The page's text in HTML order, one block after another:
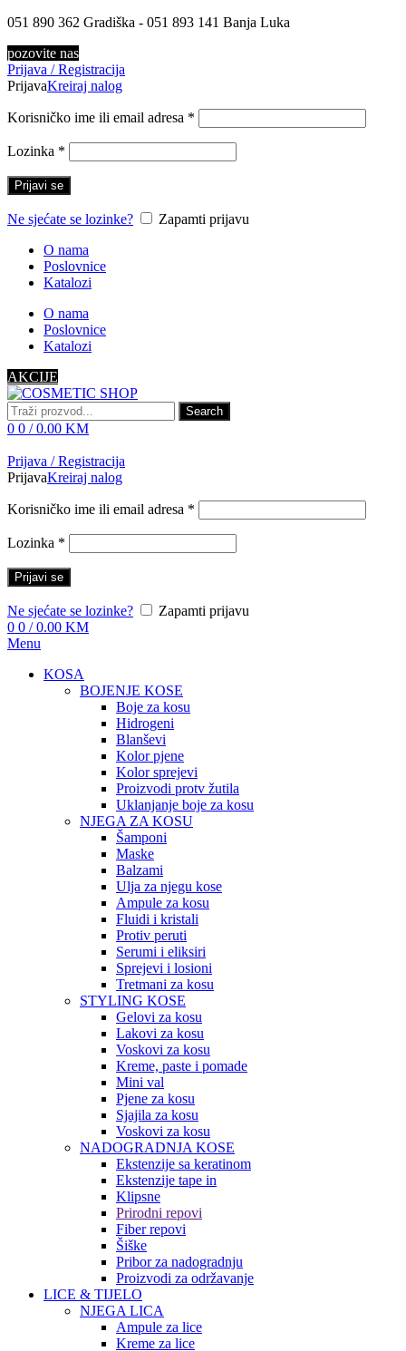
051 890 362 Gradiška - 051 893 141 Banja Luka
pozovite nas
Prijava / Registracija
PrijavaKreiraj nalog
Korisničko ime ili email adresa *
Lozinka *
Prijavi se
Ne sjećate se lozinke?
Zapamti prijavu
O nama
Poslovnice
Katalozi
O nama
Poslovnice
Katalozi
AKCIJE
Search
0 0 / 0.00 KM
Prijava / Registracija
PrijavaKreiraj nalog
Korisničko ime ili email adresa *
Lozinka *
Prijavi se
Ne sjećate se lozinke?
Zapamti prijavu
0 0 / 0.00 KM
Menu
KOSA
BOJENJE KOSE
Boje za kosu
Hidrogeni
Blanševi
Kolor pjene
Kolor sprejevi
Proizvodi protv žutila
Uklanjanje boje za kosu
NJEGA ZA KOSU
Šamponi
Maske
Balzami
Ulja za njegu kose
Ampule za kosu
Fluidi i kristali
Protiv peruti
Serumi i eliksiri
Sprejevi i losioni
Tretmani za kosu
STYLING KOSE
Gelovi za kosu
Lakovi za kosu
Voskovi za kosu
Kreme, paste i pomade
Mini val
Pjene za kosu
Sjajila za kosu
Voskovi za kosu
NADOGRADNJA KOSE
Ekstenzije sa keratinom
Ekstenzije tape in
Klipsne
Prirodni repovi
Fiber repovi
Šiške
Pribor za nadogradnju
Proizvodi za održavanje
LICE & TIJELO
NJEGA LICA
Ampule za lice
Kreme za lice